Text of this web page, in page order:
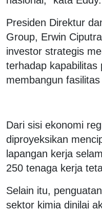
Presiden Direktur
Group, Erwin
investor strategis
terhadap kapabilitas
membangun
Dari sisi ekonomi
diproyeksikan
lapangan kerja
250 tenaga kerja
Selain itu,
sektor kimia dinilai